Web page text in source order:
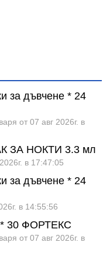
за дъвчене * 24
от 07 авг 2026г. в
ЗА НОКТИ 3.3 мл
в 17:47:05
за дъвчене * 24
в 14:55:56
30 ФОРТЕКС
от 07 авг 2026г. в